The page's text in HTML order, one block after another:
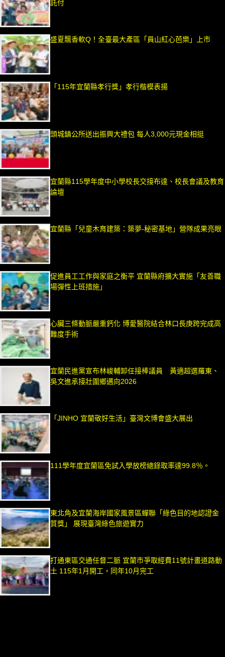
託付
盛夏飄香軟Q！全臺最大產區「員山紅心芭樂」上市
「115年宜蘭縣孝行獎」孝行楷模表揚
頭城鎮公所送出振興大禮包 每人3,000元現金相挺
宜蘭縣115學年度中小學校長交接布達、校長會議及教育
論壇
宜蘭縣「兒童木育建築：築夢-秘密基地」營隊成果亮眼
促進員工工作與家庭之衡平 宜蘭縣府擴大實施「友善職
場彈性上班措施」
心臟三條動脈嚴重鈣化 博愛醫院結合林口長庚跨完成高
難度手術
宜蘭民進黨宣布林峻輔卸任接棒議員 黃適超選羅東、
吳文進承接壯圍鄉邁向2026
「JINHO 宜蘭敬好生活」臺灣文博會盛大展出
111學年度宜蘭區免試入學放榜總錄取率達99.8％。
東北角及宜蘭海岸國家風景區蟬聯「綠色目的地認證金
質獎」 展現臺灣綠色旅遊實力
打通東區交通任督二脈 宜蘭市爭取經費11號計畫道路動
土 115年1月開工，同年10月完工